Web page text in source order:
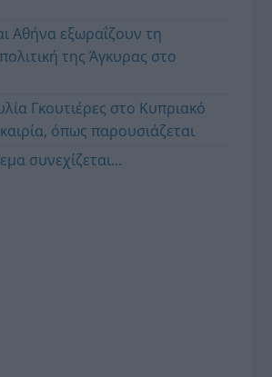
Αθήνα εξωραΐζουν τη
της Άγκυρας στο
Γκουτιέρες στο Κυπριακό
όπως παρουσιάζεται
συνεχίζεται…